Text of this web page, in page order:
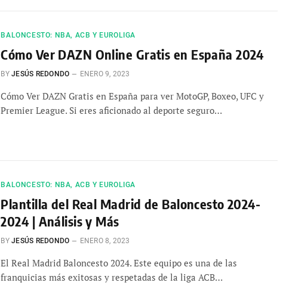
BALONCESTO: NBA, ACB Y EUROLIGA
Cómo Ver DAZN Online Gratis en España 2024
BY JESÚS REDONDO ENERO 9, 2023
Cómo Ver DAZN Gratis en España para ver MotoGP, Boxeo, UFC y
Premier League. Si eres aficionado al deporte seguro…
BALONCESTO: NBA, ACB Y EUROLIGA
Plantilla del Real Madrid de Baloncesto 2024-
2024 | Análisis y Más
BY JESÚS REDONDO ENERO 8, 2023
El Real Madrid Baloncesto 2024. Este equipo es una de las
franquicias más exitosas y respetadas de la liga ACB…